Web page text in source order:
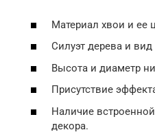
Материал хвои и ее
Силуэт дерева и
Высота и диаметр
Присутствие
Наличие
декора.